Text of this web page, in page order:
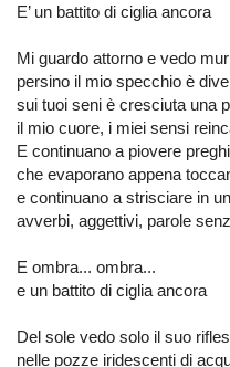
E’ un battito di ciglia ancora
Mi guardo attorno e vedo
persino il mio specchio è
sui tuoi seni è cresciuta una
il mio cuore, i miei sensi
E continuano a piovere
che evaporano appena
e continuano a strisciare in
avverbi, aggettivi, parole
E ombra... ombra...
e un battito di ciglia ancora
Del sole vedo solo il suo
nelle pozze iridescenti di